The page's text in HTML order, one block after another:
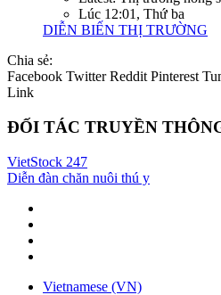
Lúc 12:01, Thứ ba
DIỄN BIẾN THỊ TRƯỜNG
Chia sẻ:
Facebook Twitter Reddit Pinterest
Link
ĐỐI TÁC TRUYỀN
VietStock 247
Diễn đàn chăn nuôi thú y
Vietnamese (VN)